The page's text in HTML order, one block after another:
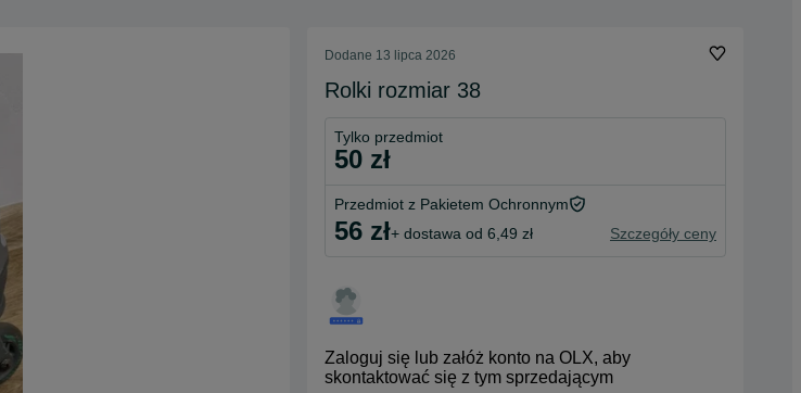
Dodane 13 lipca 2026
Rolki rozmiar 38
Tylko przedmiot
50 zł
Przedmiot z Pakietem Ochronnym
56 zł+ dostawa od 6,49 zł Szczegóły ceny
Zaloguj się lub załóż konto na OLX, aby
skontaktować się z tym sprzedającym